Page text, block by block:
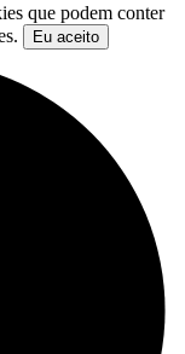
que podem conter
Eu aceito